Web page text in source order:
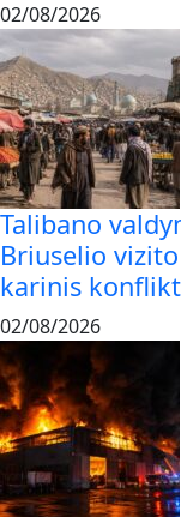
02/08/2026
Talibano
Briuselio
karinis
02/08/2026